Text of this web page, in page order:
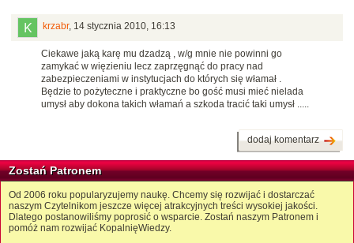
krzabr, 14 stycznia 2010, 16:13
Ciekawe jaką karę mu dzadzą , w/g mnie nie powinni go
zamykać w więzieniu lecz zaprzęgnąć do pracy nad
zabezpieczeniami w instytucjach do których się włamał .
Będzie to pożyteczne i praktyczne bo gość musi mieć nielada
umysł aby dokona takich włamań a szkoda tracić taki umysł .....
dodaj komentarz
Zostań Patronem
Od 2006 roku popularyzujemy naukę. Chcemy się rozwijać i dostarczać
naszym Czytelnikom jeszcze więcej atrakcyjnych treści wysokiej jakości.
Dlatego postanowiliśmy poprosić o wsparcie. Zostań naszym Patronem i
pomóż nam rozwijać KopalnięWiedzy.